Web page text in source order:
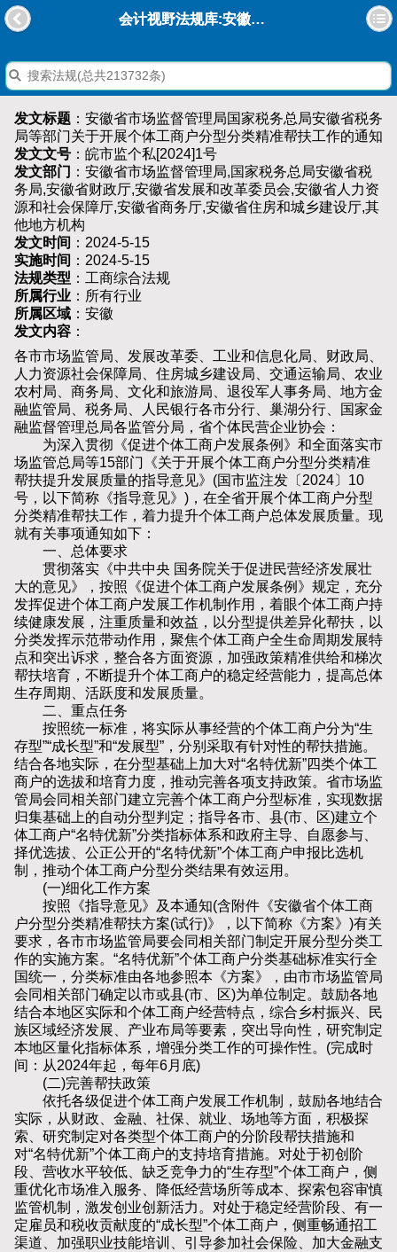
会计视野法规库:安徽省市场监督管理局国家税务总局安徽省税务局等部门关于开展个体工商户分型分类精准帮扶工作的通知
发文标题 ：安徽省市场监督管理局国家税务总局安徽省税务
局等部门关于开展个体工商户分型分类精准帮扶工作的通知
发文文号 ：皖市监个私[2024]1号
发文部门 ：安徽省市场监督管理局,国家税务总局安徽省税
务局,安徽省财政厅,安徽省发展和改革委员会,安徽省人力资
源和社会保障厅,安徽省商务厅,安徽省住房和城乡建设厅,其
他地方机构
发文时间 ：2024-5-15
实施时间 ：2024-5-15
法规类型 ：工商综合法规
所属行业 ：所有行业
所属区域 ：安徽
发文内容 ：
各市市场监管局、发展改革委、工业和信息化局、财政局、
人力资源社会保障局、住房城乡建设局、交通运输局、农业
农村局、商务局、文化和旅游局、退役军人事务局、地方金
融监管局、税务局、人民银行各市分行、巢湖分行、国家金
融监督管理总局各监管分局，省个体民营企业协会：
为深入贯彻《促进个体工商户发展条例》和全面落实市
场监管总局等15部门《关于开展个体工商户分型分类精准
帮扶提升发展质量的指导意见》(国市监注发〔2024〕10
号，以下简称《指导意见》)，在全省开展个体工商户分型
分类精准帮扶工作，着力提升个体工商户总体发展质量。现
就有关事项通知如下：
一、总体要求
贯彻落实《中共中央 国务院关于促进民营经济发展壮
大的意见》，按照《促进个体工商户发展条例》规定，充分
发挥促进个体工商户发展工作机制作用，着眼个体工商户持
续健康发展，注重质量和效益，以分型提供差异化帮扶，以
分类发挥示范带动作用，聚焦个体工商户全生命周期发展特
点和突出诉求，整合各方面资源，加强政策精准供给和梯次
帮扶培育，不断提升个体工商户的稳定经营能力，提高总体
生存周期、活跃度和发展质量。
二、重点任务
按照统一标准，将实际从事经营的个体工商户分为“生
存型”“成长型”和“发展型”，分别采取有针对性的帮扶措施。
结合各地实际，在分型基础上加大对“名特优新”四类个体工
商户的选拔和培育力度，推动完善各项支持政策。省市场监
管局会同相关部门建立完善个体工商户分型标准，实现数据
归集基础上的自动分型判定；指导各市、县(市、区)建立个
体工商户“名特优新”分类指标体系和政府主导、自愿参与、
择优选拔、公正公开的“名特优新”个体工商户申报比选机
制，推动个体工商户分型分类结果有效运用。
(一)细化工作方案
按照《指导意见》及本通知(含附件《安徽省个体工商
户分型分类精准帮扶方案(试行)》，以下简称《方案》)有关
要求，各市市场监管局要会同相关部门制定开展分型分类工
作的实施方案。“名特优新”个体工商户分类基础标准实行全
国统一，分类标准由各地参照本《方案》，由市市场监管局
会同相关部门确定以市或县(市、区)为单位制定。鼓励各地
结合本地区实际和个体工商户经营特点，综合乡村振兴、民
族区域经济发展、产业布局等要素，突出导向性，研究制定
本地区量化指标体系，增强分类工作的可操作性。(完成时
间：从2024年起，每年6月底)
(二)完善帮扶政策
依托各级促进个体工商户发展工作机制，鼓励各地结合
实际，从财政、金融、社保、就业、场地等方面，积极探
索、研究制定对各类型个体工商户的分阶段帮扶措施和
对“名特优新”个体工商户的支持培育措施。对处于初创阶
段、营收水平较低、缺乏竞争力的“生存型”个体工商户，侧
重优化市场准入服务、降低经营场所等成本、探索包容审慎
监管机制，激发创业创新活力。对处于稳定经营阶段、有一
定雇员和税收贡献度的“成长型”个体工商户，侧重畅通招工
渠道、加强职业技能培训、引导参加社会保险、加大金融支